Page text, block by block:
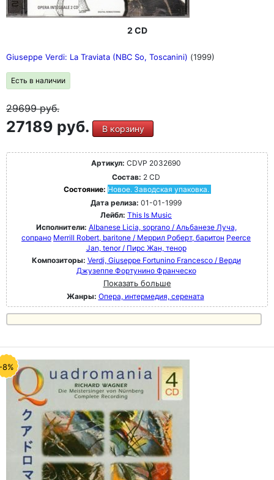
2 CD
Giuseppe Verdi: La Traviata (NBC So, Toscanini) (1999)
Есть в наличии
29699руб.
27189 руб. В корзину
Артикул: CDVP 2032690
Состав: 2 CD
Состояние: Новое. Заводская упаковка.
Дата релиза: 01-01-1999
Лейбл: This Is Music
Исполнители: Albanese Licia, soprano / Альбанезе Луча,
сопрано Merrill Robert, baritone / Меррил Роберт, баритон Peerce
Jan, tenor / Пирс Жан, тенор
Композиторы: Verdi, Giuseppe Fortunino Francesco / Верди
Джузеппе Фортунино Франческо
Показать больше
Жанры: Опера, интермедия, серената
8%